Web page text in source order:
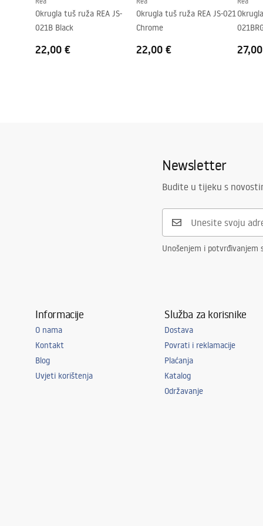
Okrugla tuš ruža REA JS-
021B Black
22,00 €
Okrugla tuš ruža REA JS-021
Chrome
22,00 €
Newsletter
Budite u tijeku s
Unošenjem i
Informacije
O nama
Kontakt
Blog
Uvjeti korištenja
Služba za korisnike
Dostava
Povrati i reklamacije
Plaćanja
Katalog
Održavanje